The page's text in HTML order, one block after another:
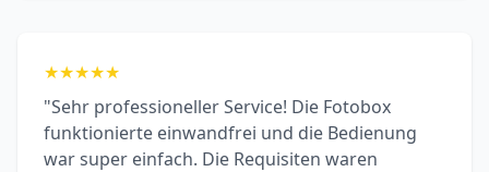
★★★★★
"Sehr professioneller Service! Die Fotobox
funktionierte einwandfrei und die Bedienung
war super einfach. Die Requisiten waren